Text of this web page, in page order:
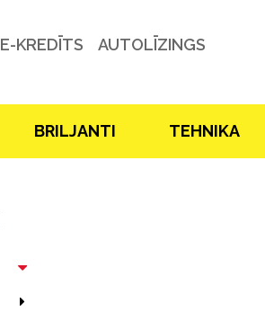
E-KREDĪTS AUTOLĪZINGS
BRILJANTI TEHNIKA